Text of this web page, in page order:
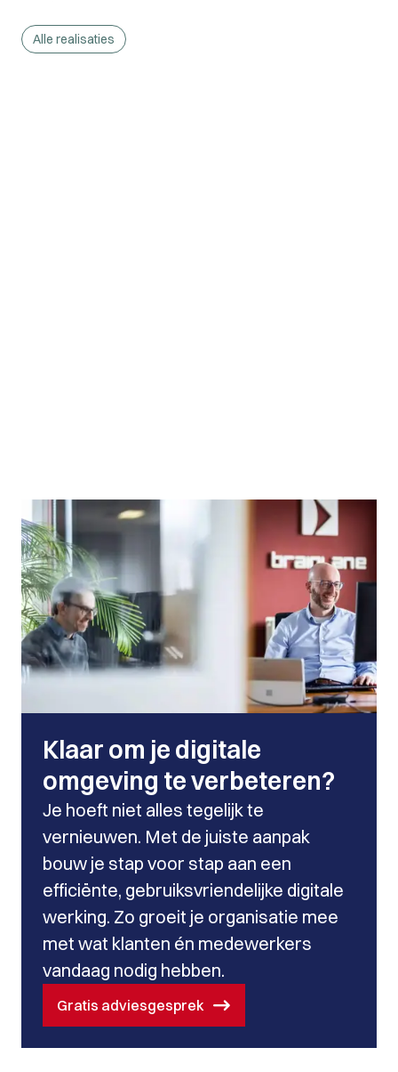
Alle realisaties
Klaar om je digitale
omgeving te verbeteren?
Je hoeft niet alles tegelijk te
vernieuwen. Met de juiste aanpak
bouw je stap voor stap aan een
efficiënte, gebruiksvriendelijke digitale
werking. Zo groeit je organisatie mee
met wat klanten én medewerkers
vandaag nodig hebben.
Gratis adviesgesprek